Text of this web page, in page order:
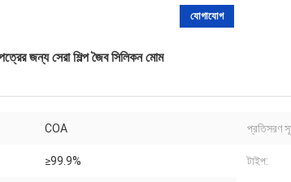
যোগাযোগ
জন্য সেরা শিল্প জৈব সিলিকন মোম
COA প্রতিসরণ
≥99.9% টাইপ: